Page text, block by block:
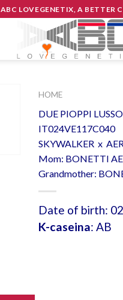
ABC LOVEGENETIX, A BETTER
HOME
DUE PIOPPI
IT024VE117C040
SKYWALKER x
Mom: BONETTI
Grandmother:
Date of birth:
K-caseina: AB